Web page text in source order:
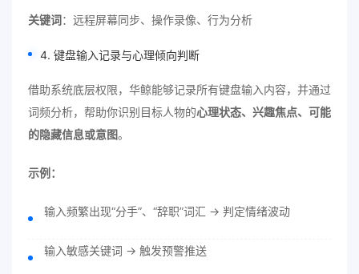
关键词：远程屏幕同步、操作录像、行为分析
4. 键盘输入记录与心理倾向判断
借助系统底层权限，华鲸能够记录所有键盘输入内容，并通过
词频分析，帮助你识别目标人物的心理状态、兴趣焦点、可能
的隐藏信息或意图。
示例：
输入频繁出现“分手”、“辞职”词汇 → 判定情绪波动
输入敏感关键词 → 触发预警推送